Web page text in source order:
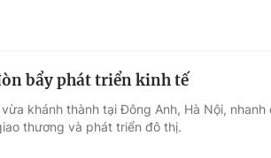
bẩy phát triển kinh tế
khánh thành tại Đông Anh, Hà Nội, nhanh
thương và phát triển đô thị.